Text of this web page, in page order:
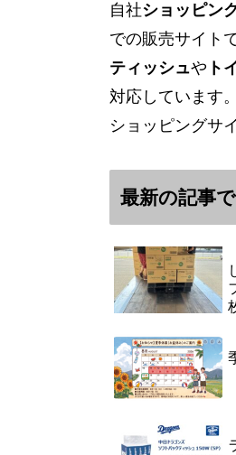
自社ショッピン
での販売サイト
ティッシュや ト
対応しています
ショッピングサ
最新の記事